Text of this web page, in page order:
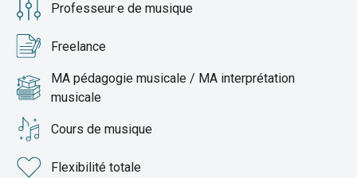
Professeur·e de musique
Freelance
MA pédagogie musicale / MA interprétation
musicale
Cours de musique
Flexibilité totale